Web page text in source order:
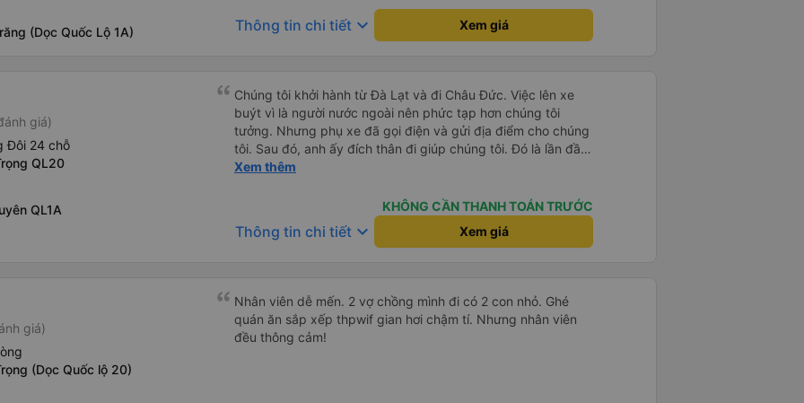
(Dọc Quốc Lộ 1A)
Thông tin chi tiết keyboard_arrow_down Xem giá
giá)
Đôi 24 chỗ
QL20
QL1A
Chúng tôi khởi hành từ Đà Lạt và đi Châu Đức. Việc lên xe
buýt vì là người nước ngoài nên phức tạp hơn chúng tôi
tưởng. Nhưng phụ xe đã gọi điện và gửi địa điểm cho chúng
tôi. Sau đó, anh ấy đích thân đi giúp chúng tôi. Đó là lần đầu
tiên đi xe giường nằm với hai đứa trẻ nhỏ khá thú vị. Chúng
uống. Tôi rất ngạc nhiên khi xe dừng lại lúc nửa đêm ở Cần
Thơ và mọi người xuống xe ăn. Khi đến điểm dừng, họ đánh
thức chúng tôi dậy và đảm bảo chúng tôi đã sẵn sàng. Nhìn
Xem thêm
KHÔNG CẦN THANH TOÁN TRƯỚC
Thông tin chi tiết keyboard_arrow_down Xem giá
giá)
(Dọc Quốc lộ 20)
Nhân viên dễ mến. 2 vợ chồng mình đi có 2 con nhỏ. Ghé
quán ăn sắp xếp thpwif gian hơi chậm tí. Nhưng nhân viên
đều thông cảm!